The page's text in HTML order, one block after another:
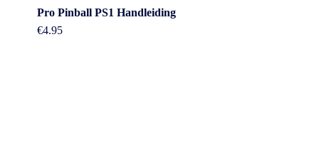
Pro Pinball PS1 Handleiding
€4.95